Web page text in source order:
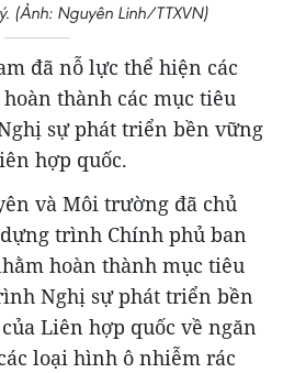
(Ảnh: Nguyên Linh/TTXVN)
đã nỗ lực thể hiện các
thành các mục tiêu
sự phát triển bền vững
hợp quốc.
và Môi trường đã chủ
trình Chính phủ ban
hoàn thành mục tiêu
Nghị sự phát triển bền
Liên hợp quốc về ngăn
loại hình ô nhiễm rác